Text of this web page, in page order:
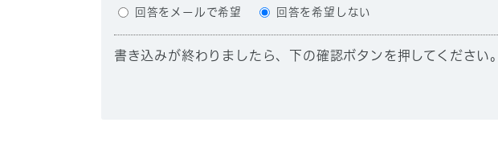
回答をメールで希望 回答を希望しない
書き込みが終わりましたら、下の確認ボタンを押してください。